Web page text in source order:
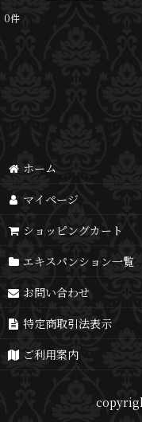
表示数
0件
ホーム
マイページ
ショッピングカート
エキスパンション一覧
お問い合わせ
特定商取引法表示
ご利用案内